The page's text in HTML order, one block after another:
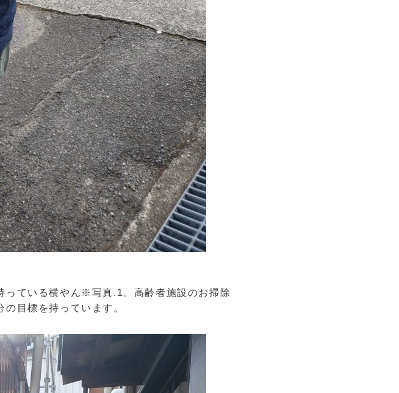
っている横やん※写真.1。高齢者施設のお掃除
目標を持っています。